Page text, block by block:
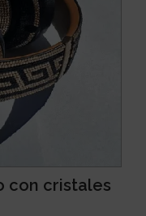
con cristales